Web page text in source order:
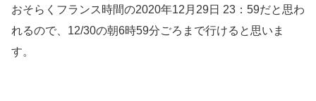
おそらくフランス時間の2020年12月29日 23：59だと思わ
れるので、12/30の朝6時59分ごろまで行けると思いま
す。